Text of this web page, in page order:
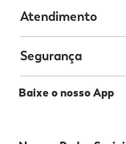
Atendimento
Segurança
Baixe o nosso App